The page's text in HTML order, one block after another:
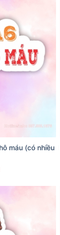
máu (có nhiều